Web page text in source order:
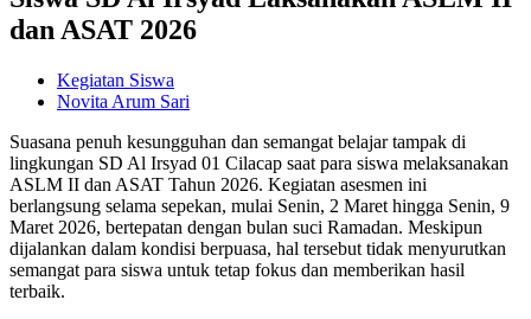
dan ASAT 2026
Kegiatan Siswa
Novita Arum Sari
Suasana penuh kesungguhan dan semangat belajar tampak di
lingkungan SD Al Irsyad 01 Cilacap saat para siswa melaksanakan
ASLM II dan ASAT Tahun 2026. Kegiatan asesmen ini
berlangsung selama sepekan, mulai Senin, 2 Maret hingga Senin, 9
Maret 2026, bertepatan dengan bulan suci Ramadan. Meskipun
dijalankan dalam kondisi berpuasa, hal tersebut tidak menyurutkan
semangat para siswa untuk tetap fokus dan memberikan hasil
terbaik.